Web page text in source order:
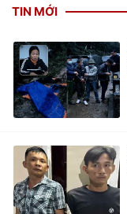
TIN MỚI